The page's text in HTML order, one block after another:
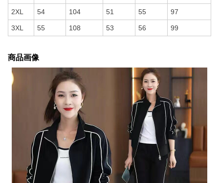
2XL 54 104 51 55 97
3XL 55 108 53 56 99
商品画像